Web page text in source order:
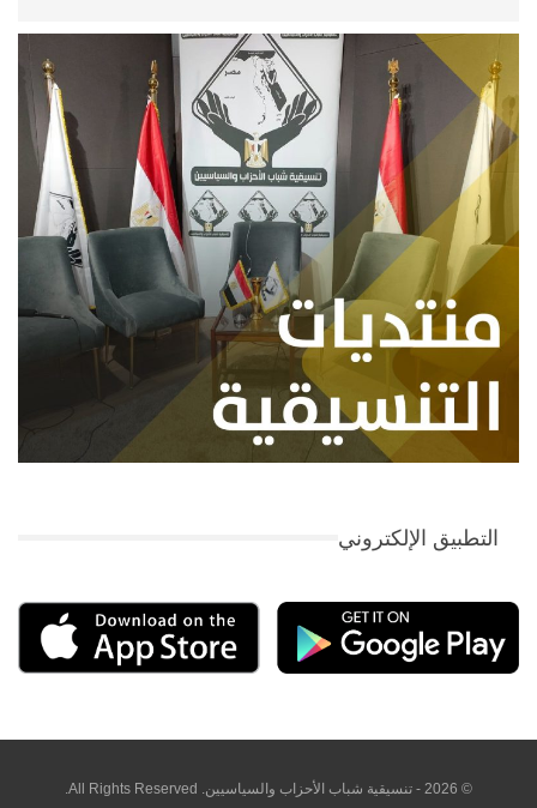
التطبيق الإلكتروني
© 2026 - تنسيقية شباب الأحزاب والسياسيين. All Rights Reserved.